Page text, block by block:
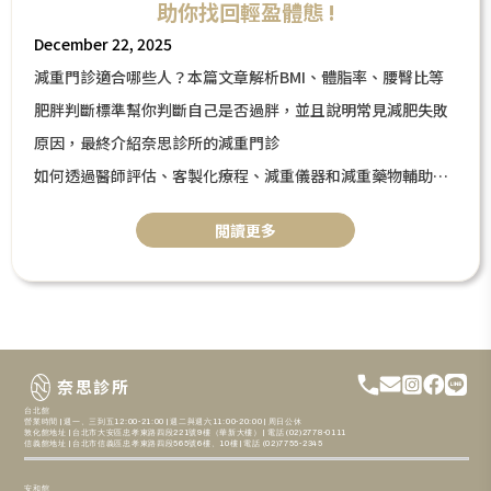
助你找回輕盈體態 !
December 22, 2025
減重門診適合哪些人？本篇文章解析BMI、體脂率、腰臀比等
肥胖判斷標準幫你判斷自己是否過胖，並且說明常見減肥失敗
原因，最終介紹奈思診所的減重門診
如何透過醫師評估、客製化療程、減重儀器和減重藥物輔助，
幫助有減重困擾的人有效減重、降低復胖風險。
閲讀更多
奈思診所
台北館
營業時間 | 週一、三到五12:00-21:00 | 週二與週六11:00-20:00 | 周日公休
敦化館地址 | 台北市大安區忠孝東路四段221號9樓（華新大樓） | 電話 (02)2778-0111
信義館地址 | 台北市信義區忠孝東路四段565號6樓、10樓 | 電話 (02)7755-2345
安和館